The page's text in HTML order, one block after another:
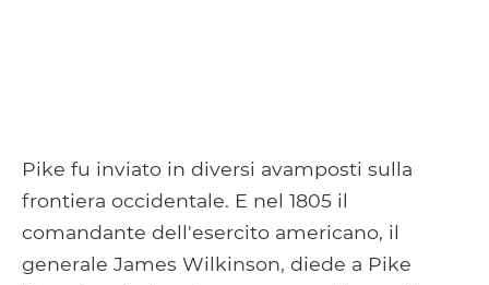
Pike fu inviato in diversi avamposti sulla
frontiera occidentale. E nel 1805 il
comandante dell'esercito americano, il
generale James Wilkinson, diede a Pike